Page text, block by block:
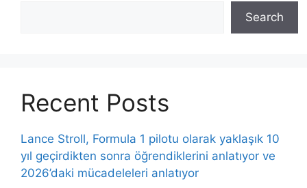
Search
Recent Posts
Lance Stroll, Formula 1 pilotu olarak yaklaşık 10
yıl geçirdikten sonra öğrendiklerini anlatıyor ve
2026’daki mücadeleleri anlatıyor